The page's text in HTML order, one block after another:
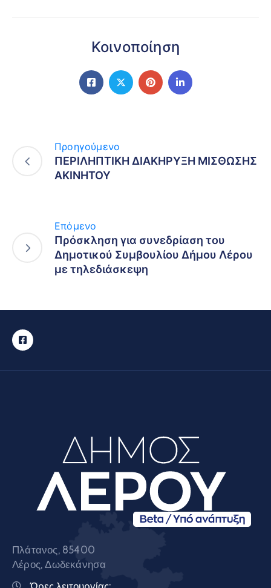
Κοινοποίηση
Προηγούμενο
ΠΕΡΙΛΗΠΤΙΚΗ ΔΙΑΚΗΡΥΞΗ ΜΙΣΘΩΣΗΣ
ΑΚΙΝΗΤΟΥ
Επόμενο
Πρόσκληση για συνεδρίαση του
Δημοτικού Συμβουλίου Δήμου Λέρου
με τηλεδιάσκεψη
Πλάτανος, 85400
Λέρος, Δωδεκάνησα